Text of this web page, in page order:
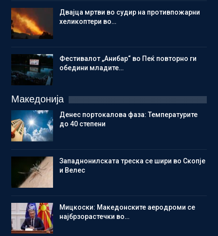
Двајца мртви во судир на противпожарни
хеликоптери во…
Фестивалот „Анибар“ во Пеќ повторно ги
обедини младите…
Македонија
Денес портокалова фаза: Температурите
до 40 степени
Западнонилската треска се шири во Скопје
и Велес
Мицкоски: Македонските аеродроми се
најбрзорастечки во…